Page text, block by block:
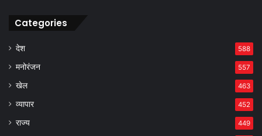
Categories
देश 588
मनोरंजन 557
खेल 463
व्यापार 452
राज्य 449